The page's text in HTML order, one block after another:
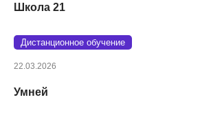
Школа 21
Дистанционное обучение
22.03.2026
Умней